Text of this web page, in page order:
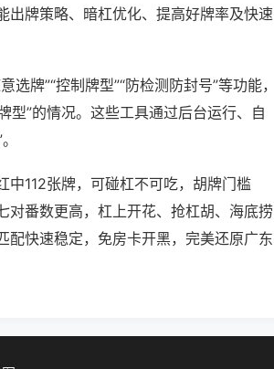
出牌策略、暗杠优化、提高好牌率及快速
牌”“控制牌型”“防检测防封号”等功能，
型”的情况。这些工具通过后台运行、自
112张牌，可碰杠不可吃，胡牌门槛
对番数更高，杠上开花、抢杠胡、海底捞
配快速稳定，免房卡开黑，完美还原广东